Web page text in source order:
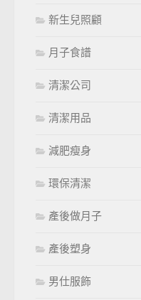
新生兒照顧
月子食譜
清潔公司
清潔用品
減肥瘦身
環保清潔
產後做月子
產後塑身
男仕服飾